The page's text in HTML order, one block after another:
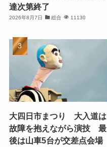
達次第終了
2026年8月7日 総合 11130
大四日市まつり 大入道は
故障を抱えながら演技 最
後は山車5台が交差点会場